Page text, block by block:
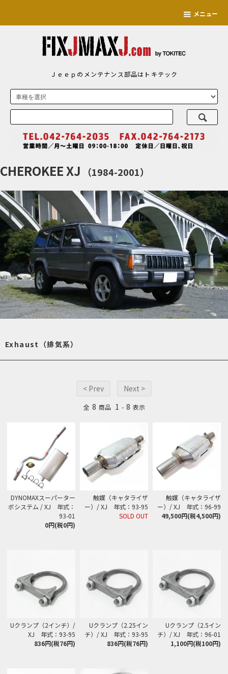
メニュー
Ｊｅｅｐのメンテナンス部品はトキテック
CHEROKEE XJ （1984-2001）
Exhaust（排気系）
< Prev Next >
全 8 商品 1 - 8 表示
DYNOMAXスーパーター
ボシステム / XJ 年式：
93-01
0円(税0円)
触媒（キャタライザ
ー）/ XJ 年式：93-95
SOLD OUT
触媒（キャタライザ
ー）/ XJ 年式：96-99
49,500円(税4,500円)
Uクランプ（2インチ）/
XJ 年式：93-95
836円(税76円)
Uクランプ（2.25イン
チ）/ XJ 年式：93-95
836円(税76円)
Uクランプ（2.5イン
チ）/ XJ 年式：96-01
1,100円(税100円)